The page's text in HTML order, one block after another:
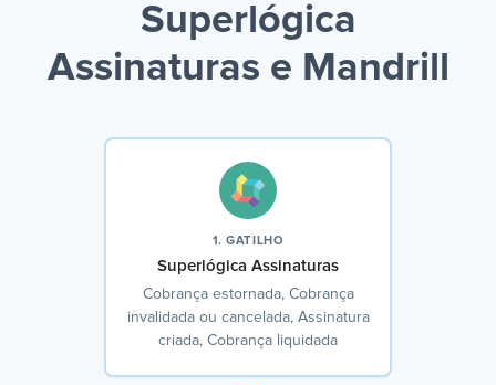
Superlógica
Assinaturas e Mandrill
1. GATILHO
Superlógica Assinaturas
Cobrança estornada, Cobrança
invalidada ou cancelada, Assinatura
criada, Cobrança liquidada